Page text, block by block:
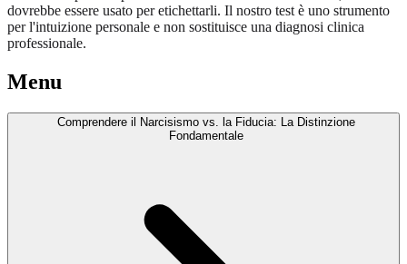
dovrebbe essere usato per etichettarli. Il nostro test è uno strumento
per l'intuizione personale e non sostituisce una diagnosi clinica
professionale.
Menu
Comprendere il Narcisismo vs. la Fiducia: La Distinzione
Fondamentale